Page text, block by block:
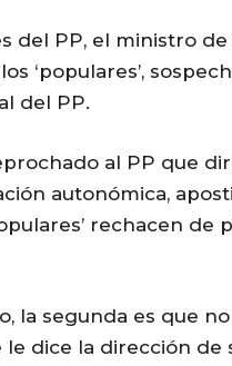
del PP, el ministro de
‘populares’,
del PP.
al PP que
autonómica,
rechacen de
la segunda es que
dice la dirección de